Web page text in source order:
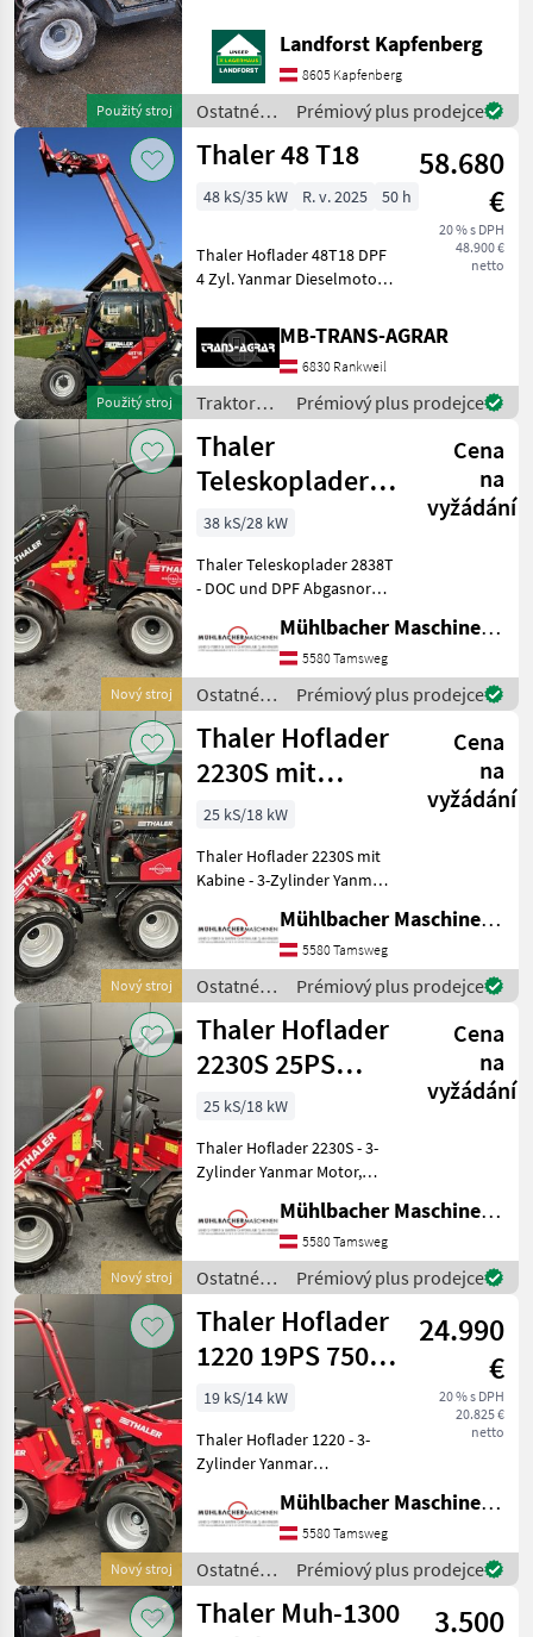
Marketplace
Nabídky
prodejců
Inzeráty
Použitý stroj
Um Ihnen unnötige
Wartezeiten oder
Wegstrecken zu ersparen,
bitten wir Sie um vorherige
Ko
Landforst Kapfenberg
8605 Kapfenberg
Ostatné
poľnohospodárske
silové
Thaler
Prémiový plus prodejce
Použitý stroj
Thaler 48 T18
58.680
€
20 % s DPH
48.900 €
netto
48 kS/35 kW R. v. 2025 50 h
Thaler Hoflader 48T18 DPF
4 Zyl. Yanmar Dieselmotor
hydrostatischer
Fahrantrieb von Bosch
Rexroth mit
Untersetzungsgetriebe und
Kardanwelle, P
MB-TRANS-AGRAR
6830 Rankweil
Traktory /
Thaler
Prémiový plus prodejce
Nový stroj
Thaler
Teleskoplader
2838T 38PS
2000kg Hubkraft
Cena
na
vyžádání
38 kS/28 kW
Thaler Teleskoplader 2838T
- DOC und DPF Abgasnorm
Dieselmotor, wassergekühlt
28, 2kW/38PS bei
3.000U/min - 0-18km/h -
hydrostatisc
Mühlbacher Maschinen GmbH
5580 Tamsweg
Ostatné
poľnohospodárske
silové
stroje /
Thaler
Prémiový plus prodejce
Nový stroj
Thaler Hoflader
2230S mit
Kabine 25PS
1.500kg
Hubkraft
Cena
na
vyžádání
25 kS/18 kW
Thaler Hoflader 2230S mit
Kabine - 3-Zylinder Yanmar
9kW/25PS bei 2.800 U/min -
0-16km/h - hydrostatischer
Allradantrieb mit automot
Mühlbacher Maschinen GmbH
5580 Tamsweg
Ostatné
poľnohospodárske
silové
stroje /
Thaler
Prémiový plus prodejce
Nový stroj
Thaler Hoflader
2230S 25PS
Hubkraft
1.500kg
Cena
na
vyžádání
25 kS/18 kW
Thaler Hoflader 2230S - 3-
Zylinder Yanmar Motor,
9kW/25PS bei 2.800 U/min -
0-16km/h - hydrostatischer
Allradantrieb mit
automotiver Steueru
Mühlbacher Maschinen GmbH
5580 Tamsweg
Ostatné
poľnohospodárske
silové
stroje /
Thaler
Prémiový plus prodejce
Nový stroj
Thaler Hoflader
1220 19PS 750kg
Hubkraft
24.990
€
20 % s DPH
20.825 €
netto
19 kS/14 kW
Thaler Hoflader 1220 - 3-
Zylinder Yanmar
wassergekühlt, 14,
6kW/19PS 3.000 U/min - 0-
16km/h - hydrostatischer
Fahrantrieb mit
automotiver Steuerun
Mühlbacher Maschinen GmbH
5580 Tamsweg
Ostatné
poľnohospodárske
silové
Prémiový plus prodejce
Thaler Muh-1300
3.500